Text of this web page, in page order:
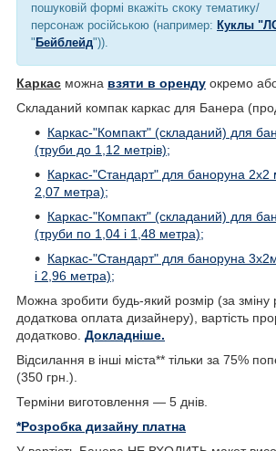
пошуковій формі вкажіть скоку тематику/
персонаж російською (например: Куклы
" Бейблейд")).
Каркас можна взяти в оренду окремо
Складаний компак каркас для Банера
Каркас-"Компакт" (складаний) для
(труби до 1,12 метрів);
Каркас-"Стандарт" для баноруна 2х2
2,07 метра);
Каркас-"Компакт" (складаний) для
(труби по 1,04 і 1,48 метра);
Каркас-"Стандарт" для баноруна
і 2,96 метра);
Можна зробити будь-який розмір (за зміну
додаткова оплата дизайнеру), вартість
додатково. Докладніше.
Відсилання в інші міста** тільки за 75%
(350 грн.).
Терміни виготовлення — 5 днів.
*Розробка дизайну платна